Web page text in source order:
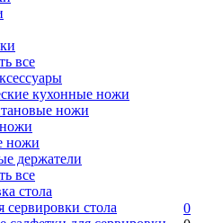
все
кухонные ножи
ножи
ножи
держатели
все
стола
сервировки стола
0